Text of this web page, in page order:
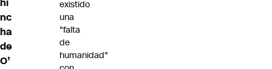
nc
ha
de
O’
existido
una
"falta
de
humanidad"